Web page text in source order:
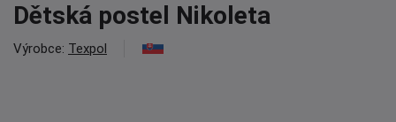
Dětská postel Nikoleta
Výrobce: Texpol